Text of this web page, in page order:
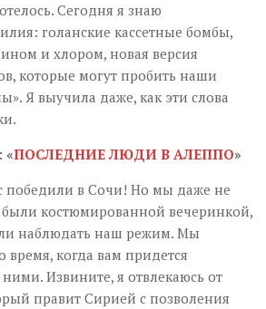
Сегодня я знаю
голанские кассетные бомбы,
и хлором, новая версия
которые могут пробить наши
Я выучила даже, как эти слова
«ПОСЛЕДНИЕ ЛЮДИ В АЛЕППО»
победили в Сочи! Но мы даже не
костюмированной вечеринкой,
наблюдать наш режим. Мы
время, когда вам придется
Извините, я отвлекаюсь от
правит Сирией с позволения